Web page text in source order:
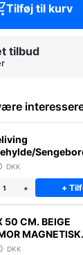
tilbud
Tilføj til kurv
eg
DKK
+ +
50 CM. BEIGE
MAGNETISK
DKK